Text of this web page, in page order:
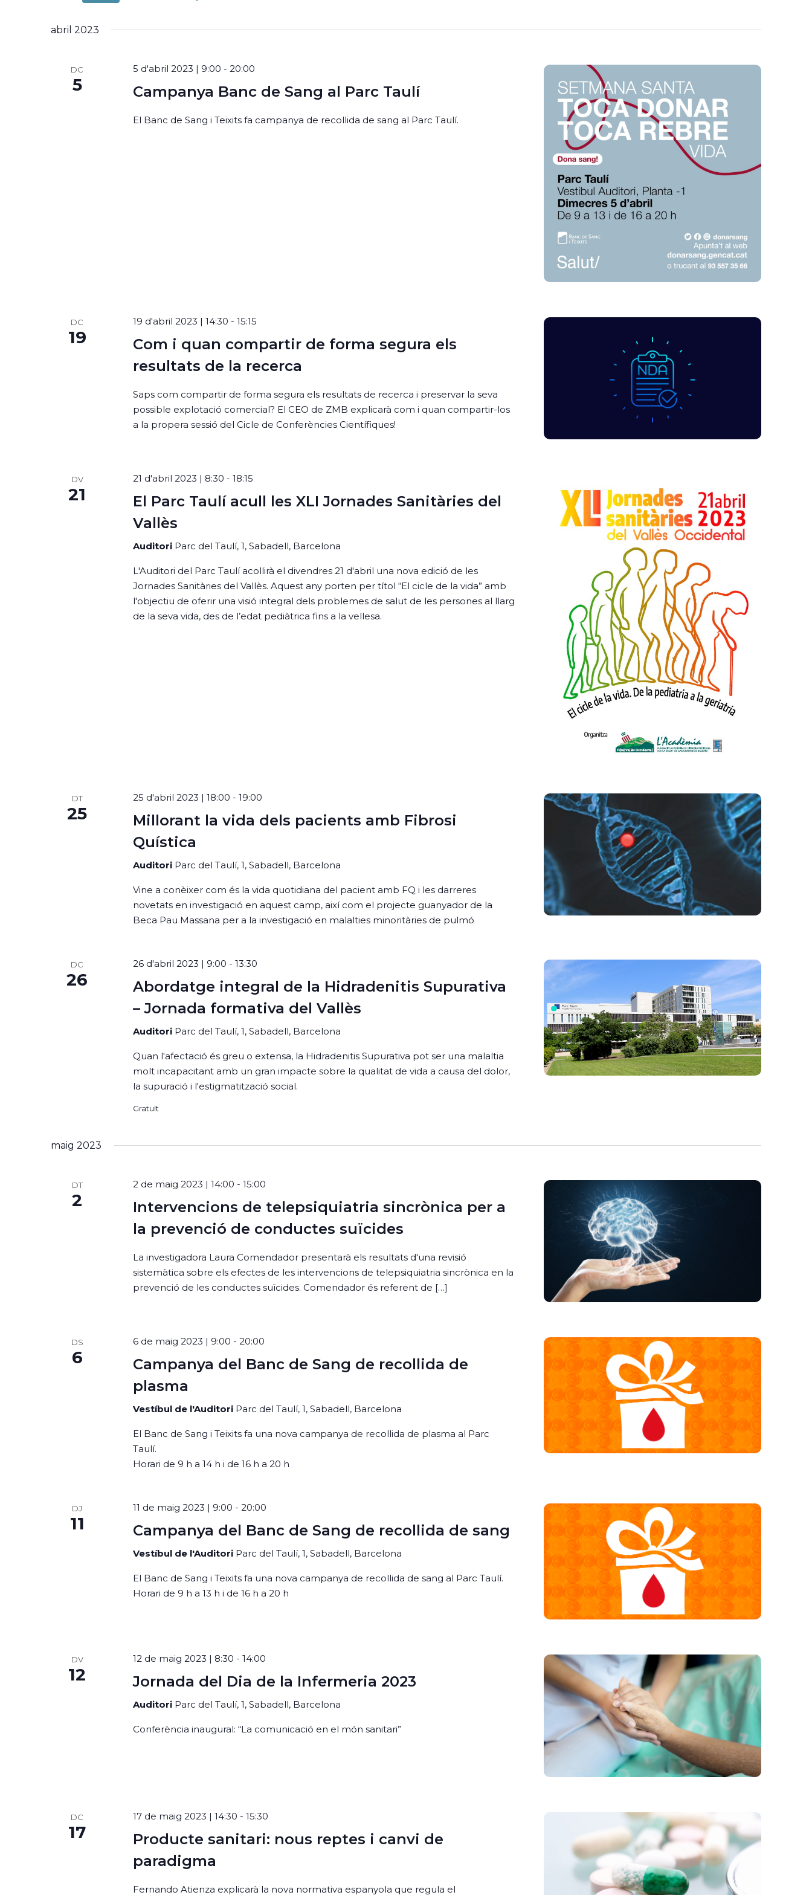
D'ESDEVENIMENTS
paraula
una
abril 2023
DC
5
5 d'abril 2023 | 9:00 - 20:00
Campanya Banc de Sang al Parc Taulí
El Banc de Sang i Teixits fa campanya de recollida de sang al Parc Taulí.
DC
19
19 d'abril 2023 | 14:30 - 15:15
Com i quan compartir de forma segura els
resultats de la recerca
Saps com compartir de forma segura els resultats de recerca i preservar la seva
possible explotació comercial? El CEO de ZMB explicarà com i quan compartir-los
a la propera sessió del Cicle de Conferències Científiques!
DV
21
21 d'abril 2023 | 8:30 - 18:15
El Parc Taulí acull les XLI Jornades Sanitàries del
Vallès
Auditori Parc del Taulí, 1, Sabadell, Barcelona
L'Auditori del Parc Taulí acollirà el divendres 21 d'abril una nova edició de les
Jornades Sanitàries del Vallès. Aquest any porten per títol “El cicle de la vida” amb
l'objectiu de oferir una visió integral dels problemes de salut de les persones al llarg
de la seva vida, des de l’edat pediàtrica fins a la vellesa.
DT
25
25 d'abril 2023 | 18:00 - 19:00
Millorant la vida dels pacients amb Fibrosi
Quística
Auditori Parc del Taulí, 1, Sabadell, Barcelona
Vine a conèixer com és la vida quotidiana del pacient amb FQ i les darreres
novetats en investigació en aquest camp, així com el projecte guanyador de la
Beca Pau Massana per a la investigació en malalties minoritàries de pulmó
DC
26
26 d'abril 2023 | 9:00 - 13:30
Abordatge integral de la Hidradenitis Supurativa
– Jornada formativa del Vallès
Auditori Parc del Taulí, 1, Sabadell, Barcelona
Quan l'afectació és greu o extensa, la Hidradenitis Supurativa pot ser una malaltia
molt incapacitant amb un gran impacte sobre la qualitat de vida a causa del dolor,
la supuració i l'estigmatització social.
Gratuït
maig 2023
DT
2
2 de maig 2023 | 14:00 - 15:00
Intervencions de telepsiquiatria sincrònica per a
la prevenció de conductes suïcides
La investigadora Laura Comendador presentarà els resultats d'una revisió
sistemàtica sobre els efectes de les intervencions de telepsiquiatria sincrònica en la
prevenció de les conductes suïcides. Comendador és referent de […]
DS
6
6 de maig 2023 | 9:00 - 20:00
Campanya del Banc de Sang de recollida de
plasma
Vestíbul de l'Auditori Parc del Taulí, 1, Sabadell, Barcelona
El Banc de Sang i Teixits fa una nova campanya de recollida de plasma al Parc
Taulí.
Horari de 9 h a 14 h i de 16 h a 20 h
DJ
11
11 de maig 2023 | 9:00 - 20:00
Campanya del Banc de Sang de recollida de sang
Vestíbul de l'Auditori Parc del Taulí, 1, Sabadell, Barcelona
El Banc de Sang i Teixits fa una nova campanya de recollida de sang al Parc Taulí.
Horari de 9 h a 13 h i de 16 h a 20 h
DV
12
12 de maig 2023 | 8:30 - 14:00
Jornada del Dia de la Infermeria 2023
Auditori Parc del Taulí, 1, Sabadell, Barcelona
Conferència inaugural: “La comunicació en el món sanitari”
DC
17
17 de maig 2023 | 14:30 - 15:30
Producte sanitari: nous reptes i canvi de
paradigma
Fernando Atienza explicarà la nova normativa espanyola que regula el